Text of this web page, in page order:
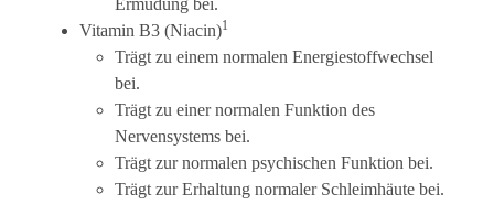
Vitamin B3 (Niacin)1
Trägt zu einem normalen Energiestoffwechsel
bei.
Trägt zu einer normalen Funktion des
Nervensystems bei.
Trägt zur normalen psychischen Funktion bei.
Trägt zur Erhaltung normaler Schleimhäute bei.